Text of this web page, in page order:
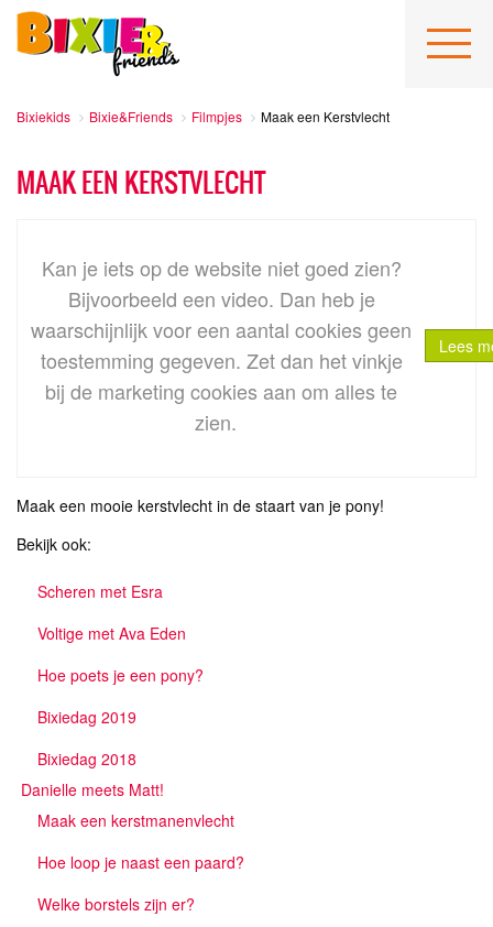
Bixiekids Bixie&Friends Filmpjes Maak een Kerstvlecht
MAAK EEN KERSTVLECHT
Kan je iets op de website niet goed zien?
Bijvoorbeeld een video. Dan heb je
waarschijnlijk voor een aantal cookies geen
toestemming gegeven. Zet dan het vinkje
bij de marketing cookies aan om alles te
zien.
Lees
Maak een mooie kerstvlecht in de staart van je pony!
Bekijk ook:
Scheren met Esra
Voltige met Ava Eden
Hoe poets je een pony?
Bixiedag 2019
Bixiedag 2018
Danielle meets Matt!
Maak een kerstmanenvlecht
Hoe loop je naast een paard?
Welke borstels zijn er?